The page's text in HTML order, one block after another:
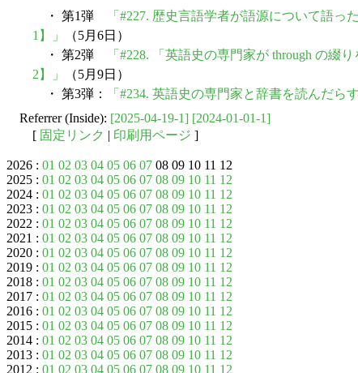
・ 第1弾
「#227. 歴史言語学者が語源について語
1】」
（5月6日）
・ 第2弾
「#228. 「英語史の専門家が through の綴
2】」
（5月9日）
・ 第3弾：
「#234. 英語史の専門家と辞書を読んだら
Referrer (Inside): [2025-04-19-1] [2024-01-01-1]
[ 固定リンク | 印刷用ページ ]
2026 : 01 02 03 04 05 06 07 08 09 10 11 12
2025 : 01 02 03 04 05 06 07 08 09 10 11 12
2024 : 01 02 03 04 05 06 07 08 09 10 11 12
2023 : 01 02 03 04 05 06 07 08 09 10 11 12
2022 : 01 02 03 04 05 06 07 08 09 10 11 12
2021 : 01 02 03 04 05 06 07 08 09 10 11 12
2020 : 01 02 03 04 05 06 07 08 09 10 11 12
2019 : 01 02 03 04 05 06 07 08 09 10 11 12
2018 : 01 02 03 04 05 06 07 08 09 10 11 12
2017 : 01 02 03 04 05 06 07 08 09 10 11 12
2016 : 01 02 03 04 05 06 07 08 09 10 11 12
2015 : 01 02 03 04 05 06 07 08 09 10 11 12
2014 : 01 02 03 04 05 06 07 08 09 10 11 12
2013 : 01 02 03 04 05 06 07 08 09 10 11 12
2012 : 01 02 03 04 05 06 07 08 09 10 11 12